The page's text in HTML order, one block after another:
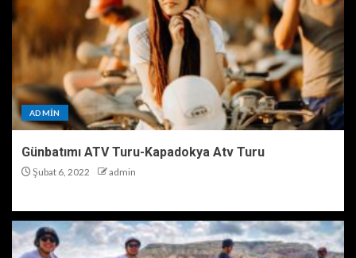
ADMIN
Günbatımı ATV Turu-Kapadokya Atv Turu
Şubat 6, 2022 admin